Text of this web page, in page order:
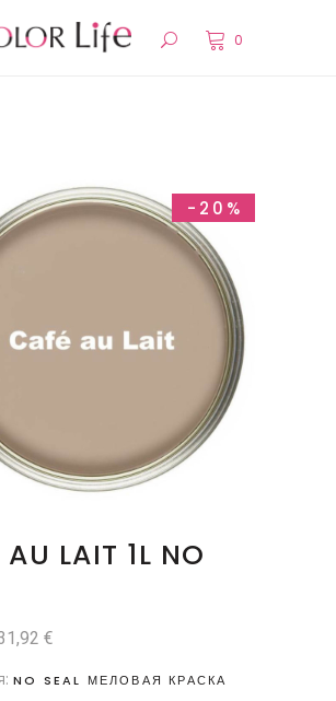
0
-20%
AU LAIT 1L NO
€.
€
31,92 €.
NO SEAL МЕЛОВАЯ КРАСКА